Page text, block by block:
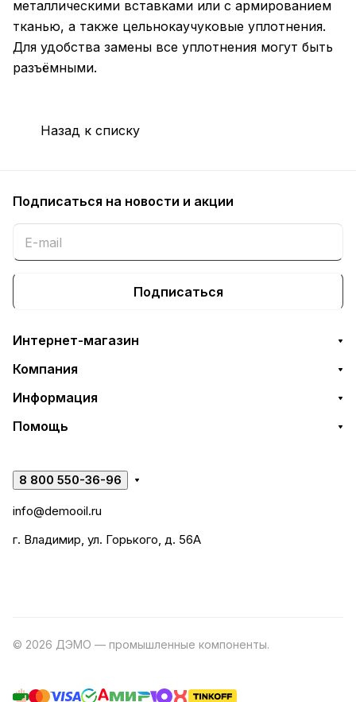
металлическими вставками или с армированием
тканью, а также цельнокаучуковые уплотнения.
Для удобства замены все уплотнения могут быть
разъёмными.
Назад к списку
Подписаться на новости и акции
Подписаться
Интернет-магазин
Компания
Информация
Помощь
8 800 550-36-96
info@demooil.ru
г. Владимир, ул. Горького, д. 56А
© 2026 ДЭМО — промышленные компоненты.